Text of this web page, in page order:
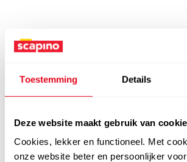
Toestemming Details
Deze website maakt gebruik van
Cookies, lekker en functioneel. Met
onze website beter en persoonlijker